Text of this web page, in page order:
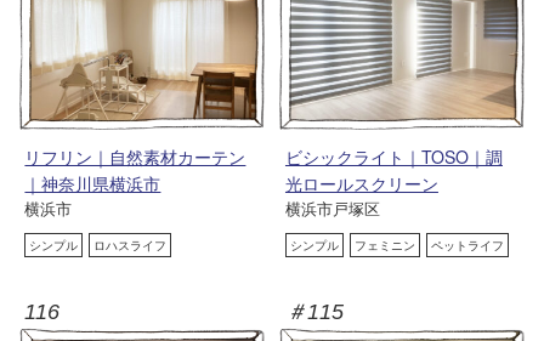
リフリン｜自然素材カーテン
｜神奈川県横浜市
横浜市
シンプル ロハスライフ
ビシックライト｜TOSO｜調
光ロールスクリーン
横浜市戸塚区
シンプル フェミニン ペットライフ
116 ＃115